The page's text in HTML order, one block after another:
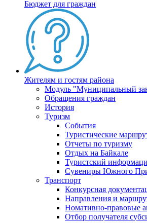
Бюджет для граждан
Жителям и гостям района
Модуль "Муниципальный
Обращения граждан
История
Туризм
События
Туристические
Отчеты по туризму
Отдых на Байкале
Туристский
Сувениры Южного
Транспорт
Конкурсная
Направления и
Номативно-правовые
Отбор получателя